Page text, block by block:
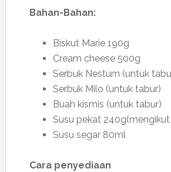
Bahan-Bahan:
Biskut Marie 190g
Cream cheese 500g
Serbuk Nestum (untuk
Serbuk Milo (untuk tabur)
Buah kismis (untuk tabur)
Susu pekat 240g(mengikut
Susu segar 80ml
Cara penyediaan